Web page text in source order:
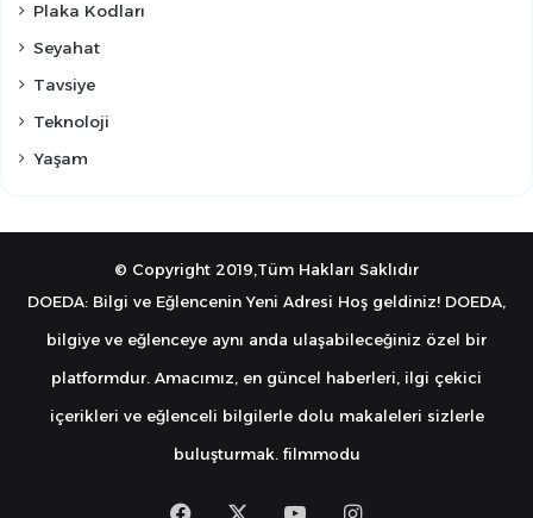
Plaka Kodları
Seyahat
Tavsiye
Teknoloji
Yaşam
© Copyright 2019,Tüm Hakları Saklıdır
DOEDA: Bilgi ve Eğlencenin Yeni Adresi Hoş geldiniz! DOEDA,
bilgiye ve eğlenceye aynı anda ulaşabileceğiniz özel bir
platformdur. Amacımız, en güncel haberleri, ilgi çekici
içerikleri ve eğlenceli bilgilerle dolu makaleleri sizlerle
buluşturmak. filmmodu
FacebookYouTubeInstagram